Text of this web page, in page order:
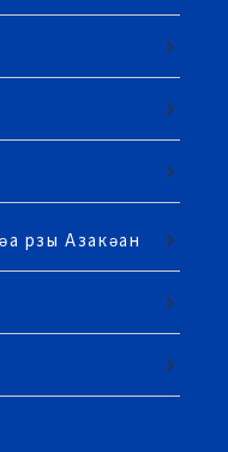
рзы Азакәан